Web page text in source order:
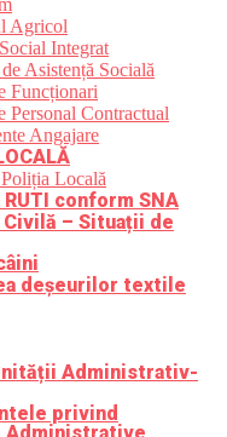
Agricol
Integrat
Asistență Socială
Funcționari
Personal Contractual
Angajare
Locală
conform SNA
– Situații de
deșeurilor textile
Administrativ-
privind